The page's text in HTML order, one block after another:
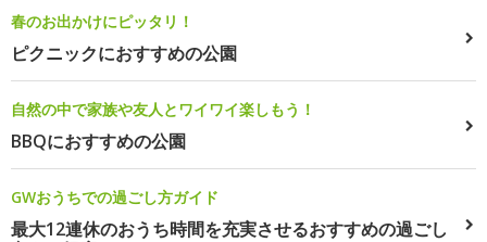
春のお出かけにピッタリ！
ピクニックにおすすめの公園
自然の中で家族や友人とワイワイ楽しもう！
BBQにおすすめの公園
GWおうちでの過ごし方ガイド
最大12連休のおうち時間を充実させるおすすめの過ごし